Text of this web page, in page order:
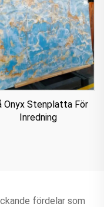
Onyx Stenplatta För
Inredning
fördelar som